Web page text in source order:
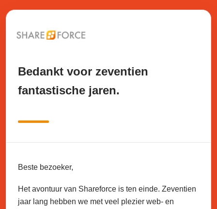
Bedankt voor zeventien
fantastische jaren.
Beste bezoeker,
Het avontuur van Shareforce is ten einde. Zeventien
jaar lang hebben we met veel plezier web- en